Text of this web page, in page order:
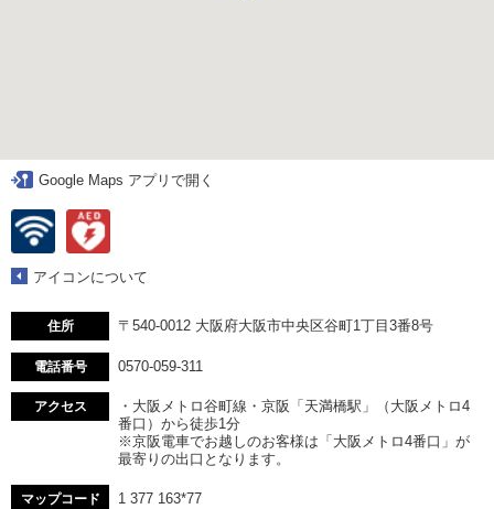
Google Maps アプリで開く
アイコンについて
住所 〒540-0012 大阪府大阪市中央区谷町1丁目3番8号
電話番号 0570-059-311
アクセス
・大阪メトロ谷町線・京阪「天満橋駅」（大阪メトロ4
番口）から徒歩1分
※京阪電車でお越しのお客様は「大阪メトロ4番口」が
最寄りの出口となります。
マップコード 1 377 163*77